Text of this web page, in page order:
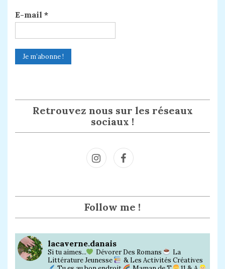
E-mail *
Retrouvez nous sur les réseaux
sociaux !
m
Follow me !
lacaverne.danais
Si tu aimes... Dévorer Des Romans
La
Littérature Jeunesse
& Les Activités Créatives